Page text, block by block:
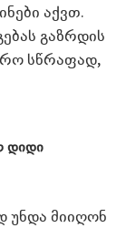
აქვთ.
გაზრდის
სწრაფად,
დიდი
უნდა მიიღონ